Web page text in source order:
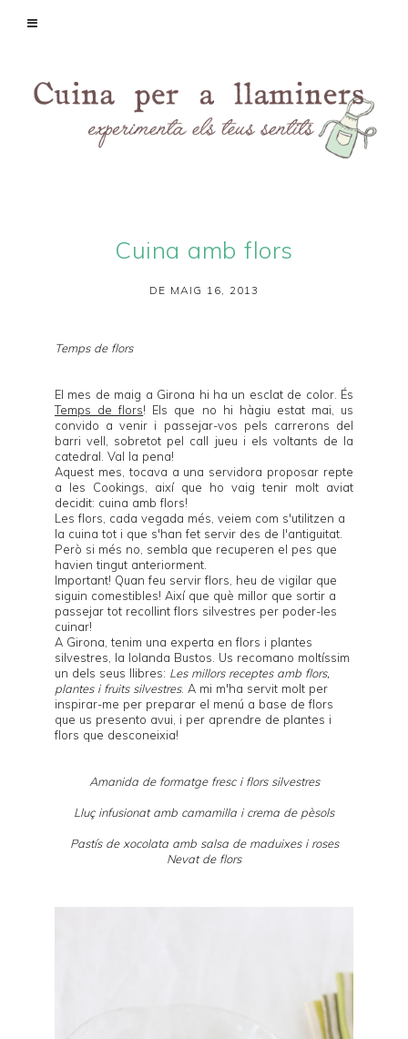
Cuina amb flors
DE MAIG 16, 2013
Temps de flors
El mes de maig a Girona hi ha un esclat de color. És
Temps de flors! Els que no hi hàgiu estat mai, us
convido a venir i passejar-vos pels carrerons del
barri vell, sobretot pel call jueu i els voltants de la
catedral. Val la pena!
Aquest mes, tocava a una servidora proposar repte
a les Cookings, així que ho vaig tenir molt aviat
decidit: cuina amb flors!
Les flors, cada vegada més, veiem com s'utilitzen a
la cuina tot i que s'han fet servir des de l'antiguitat.
Però si més no, sembla que recuperen el pes que
havien tingut anteriorment.
Important! Quan feu servir flors, heu de vigilar que
siguin comestibles! Així que què millor que sortir a
passejar tot recollint flors silvestres per poder-les
cuinar!
A Girona, tenim una experta en flors i plantes
silvestres, la Iolanda Bustos . Us recomano moltíssim
un dels seus llibres: Les millors receptes amb flors,
plantes i fruits silvestres. A mi m'ha servit molt per
inspirar-me per preparar el menú a base de flors
que us presento avui, i per aprendre de plantes i
flors que desconeixia!
Amanida de formatge fresc i flors silvestres
Lluç infusionat amb camamilla i crema de pèsols
Pastís de xocolata amb salsa de maduixes i roses
Nevat de flors